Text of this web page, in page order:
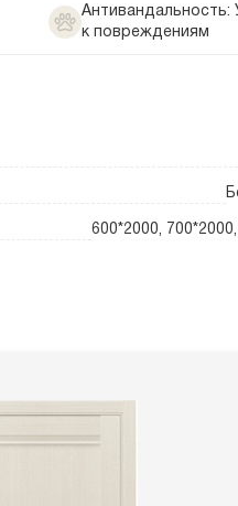
Антивандальность:
к повреждениям
600*2000,